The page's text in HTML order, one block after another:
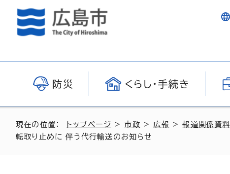
防災 くらし・手続き
現在の位置： トップページ >市政 > 広報 >報道関係資料
転取り止めに 伴う代行輸送のお知らせ